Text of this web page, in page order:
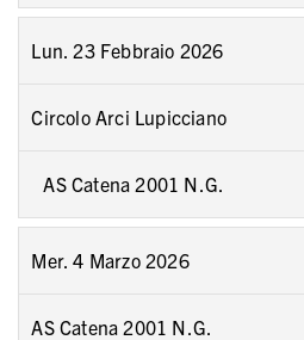
Lun. 23 Febbraio 2026
Circolo Arci Lupicciano
AS Catena 2001 N.G.
Mer. 4 Marzo 2026
AS Catena 2001 N.G.